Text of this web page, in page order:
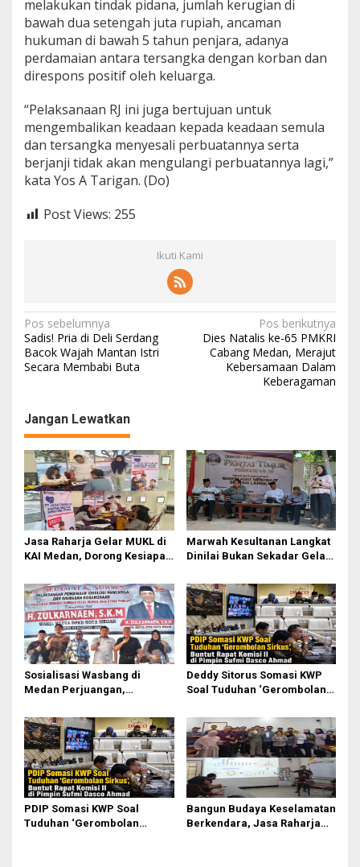
melakukan tindak pidana, jumlah kerugian di
bawah dua setengah juta rupiah, ancaman
hukuman di bawah 5 tahun penjara, adanya
perdamaian antara tersangka dengan korban dan
direspons positif oleh keluarga.
“Pelaksanaan RJ ini juga bertujuan untuk
mengembalikan keadaan kepada keadaan semula
dan tersangka menyesali perbuatannya serta
berjanji tidak akan mengulangi perbuatannya lagi,”
kata Yos A Tarigan. (Do)
Post Views: 255
Ikuti Kami
Navigasi
pos
Pos sebelumnya
Sadis! Pria di Deli Serdang
Bacok Wajah Mantan Istri
Secara Membabi Buta
Pos berikutnya
Dies Natalis ke-65 PMKRI
Cabang Medan, Merajut
Kebersamaan Dalam
Keberagaman
Jangan Lewatkan
Jasa Raharja Gelar MUKL di
KAI Medan, Dorong Kesiapan
Transportasi
Marwah Kesultanan Langkat
Dinilai Bukan Sekadar Gelar
Sosialisasi Wasbang di
Medan Perjuangan,
Perjuangkan Ruang Bermain
Anak
Deddy Sitorus Somasi KWP
Soal Tuduhan ‘Gerombolan
II Dipimpin Sufmi Dasco
Ahmad
PDIP Somasi KWP Soal
Tuduhan ‘Gerombolan
Bangun Budaya Keselamatan
Berkendara, Jasa Raharja